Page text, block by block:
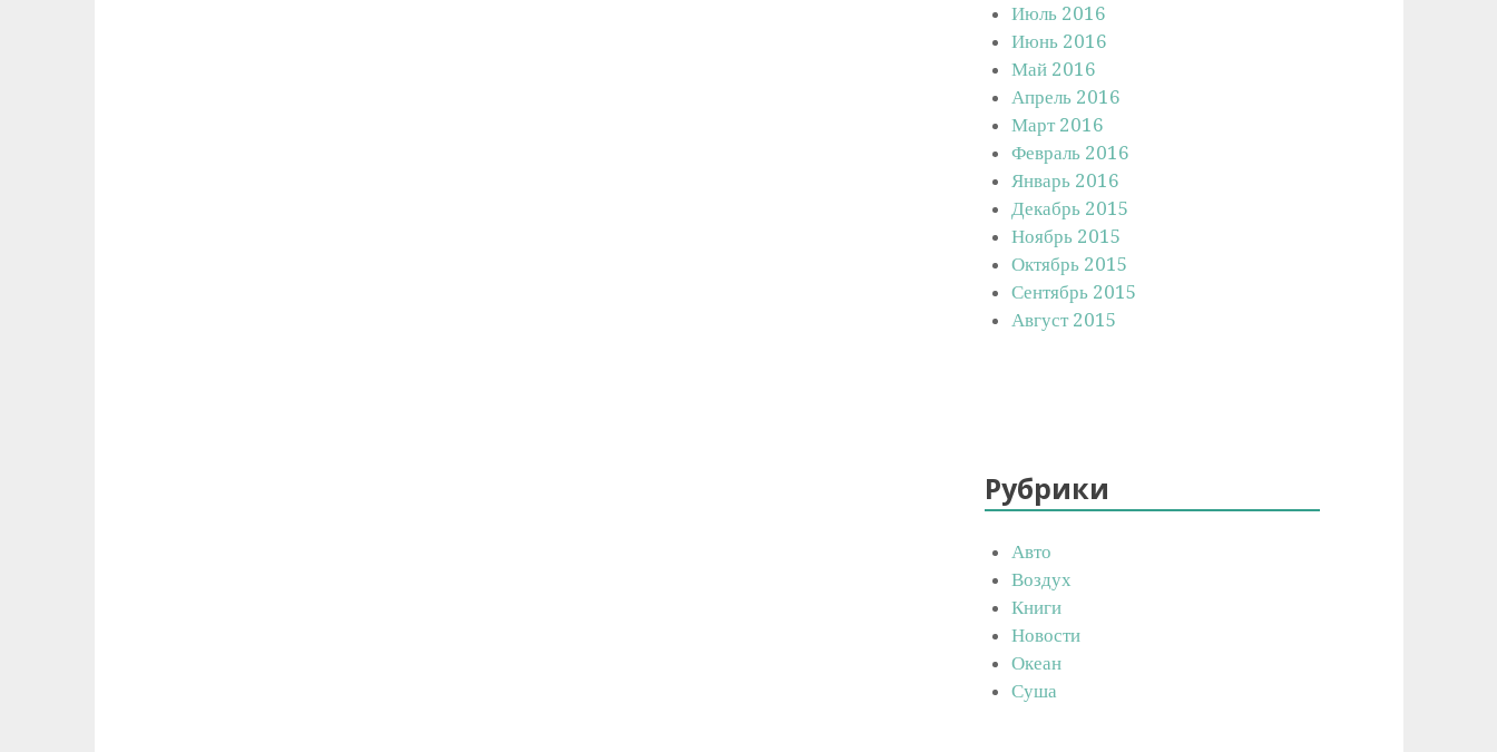
Июль 2016
Июнь 2016
Май 2016
Апрель 2016
Март 2016
Февраль 2016
Январь 2016
Декабрь 2015
Ноябрь 2015
Октябрь 2015
Сентябрь 2015
Август 2015
Рубрики
Авто
Воздух
Книги
Новости
Океан
Суша